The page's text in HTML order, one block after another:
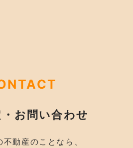
お問い合わせ
不動産のことなら、